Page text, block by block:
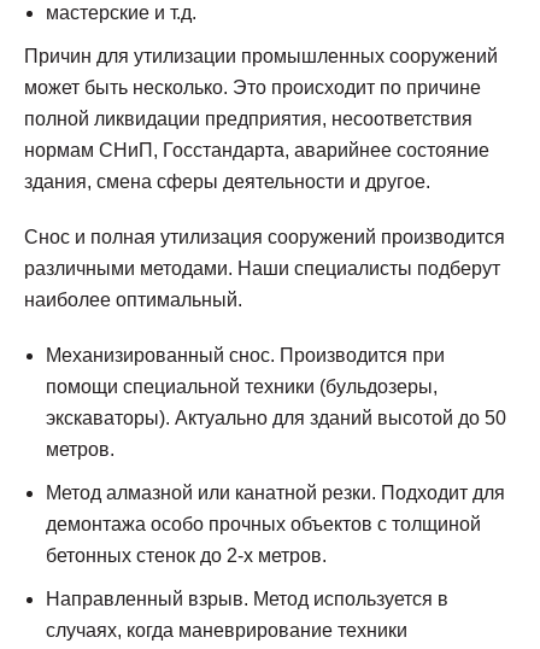
мастерские и т.д.
Причин для утилизации промышленных сооружений
может быть несколько. Это происходит по причине
полной ликвидации предприятия, несоответствия
нормам СНиП, Госстандарта, аварийнее состояние
здания, смена сферы деятельности и другое.
Снос и полная утилизация сооружений производится
различными методами. Наши специалисты подберут
наиболее оптимальный.
Механизированный снос. Производится при
помощи специальной техники (бульдозеры,
экскаваторы). Актуально для зданий высотой до 50
метров.
Метод алмазной или канатной резки. Подходит для
демонтажа особо прочных объектов с толщиной
бетонных стенок до 2-х метров.
Направленный взрыв. Метод используется в
случаях, когда маневрирование техники